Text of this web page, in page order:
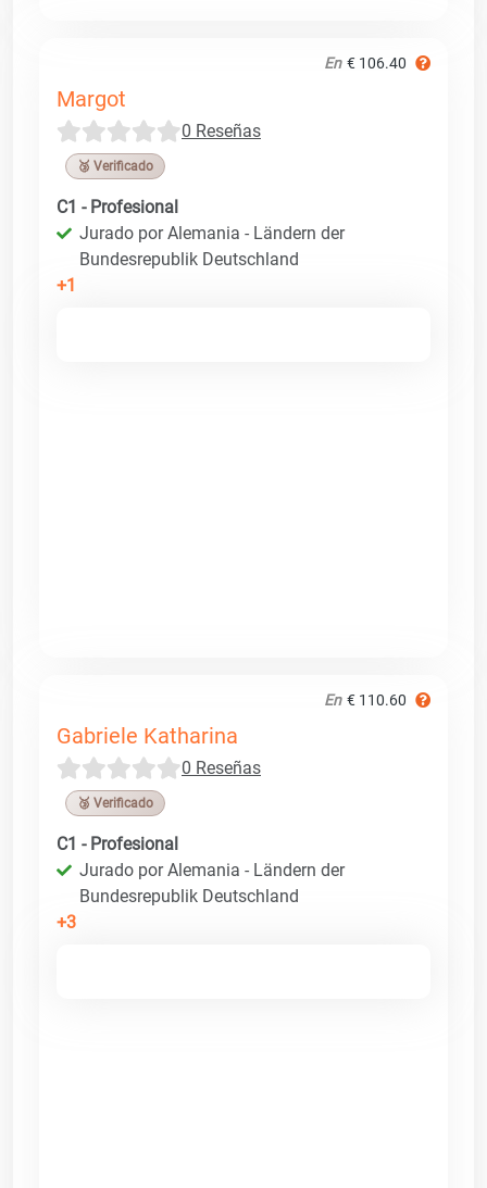
En € 106.40
Margot
0 Reseñas
🥉 Verificado
C1 - Profesional
Jurado por Alemania - Ländern der
Bundesrepublik Deutschland
+1
En € 110.60
Gabriele Katharina
0 Reseñas
🥉 Verificado
C1 - Profesional
Jurado por Alemania - Ländern der
Bundesrepublik Deutschland
+3